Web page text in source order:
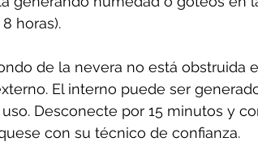
horas).
de la nevera no está obstruida
El interno puede ser
Desconecte por 15 minutos y
con su técnico de confianza.